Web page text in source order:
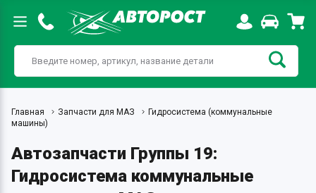
Главная Запчасти для МАЗ
Гидросистема (коммунальные
машины)
Автозапчасти Группы 19:
Гидросистема коммунальные